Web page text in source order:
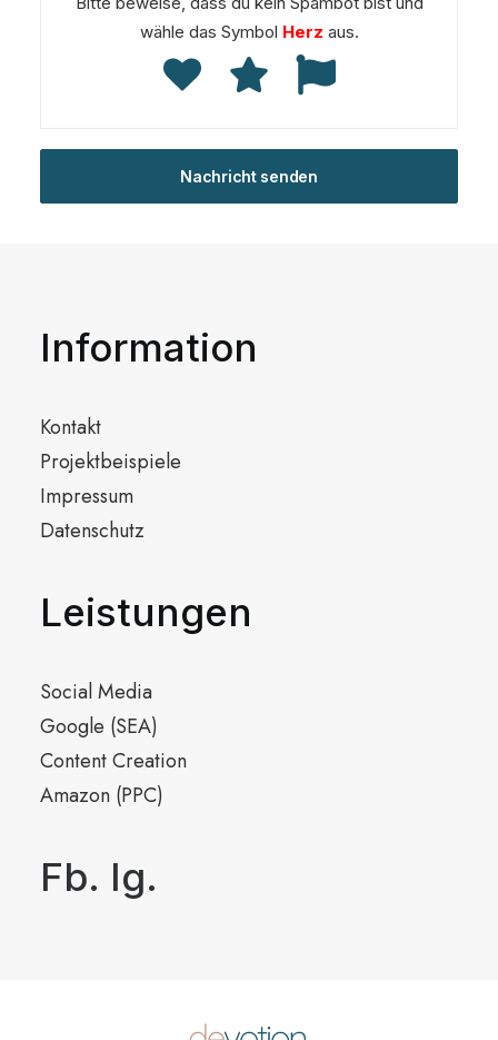
wähle das Symbol Herz aus.
Information
Kontakt
Projektbeispiele
Impressum
Datenschutz
Leistungen
Social Media
Google (SEA)
Content Creation
Amazon (PPC)
Fb. Ig.